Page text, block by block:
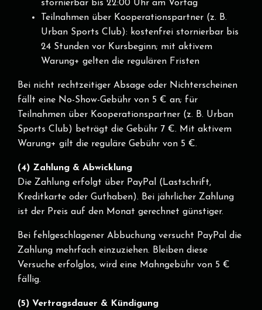
stornierbar bis 22:00 Uhr am Vortag
Teilnahmen über Kooperationspartner (z. B.
Urban Sports Club): kostenfrei stornierbar bis
24 Stunden vor Kursbeginn; mit aktivem
Warung+ gelten die regulären Fristen
Bei nicht rechtzeitiger Absage oder Nichterscheinen
fällt eine No-Show-Gebühr von 5 € an; für
Teilnahmen über Kooperationspartner (z. B. Urban
Sports Club) beträgt die Gebühr 7 €. Mit aktivem
Warung+ gilt die reguläre Gebühr von 5 €.
(4) Zahlung & Abwicklung
Die Zahlung erfolgt über PayPal (Lastschrift,
Kreditkarte oder Guthaben). Bei jährlicher Zahlung
ist der Preis auf den Monat gerechnet günstiger.
Bei fehlgeschlagener Abbuchung versucht PayPal die
Zahlung mehrfach einzuziehen. Bleiben diese
Versuche erfolglos, wird eine Mahngebühr von 5 €
fällig.
(5) Vertragsdauer & Kündigung